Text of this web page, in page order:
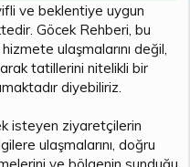
ve beklentiye uygun
Göcek Rehberi, bu
ulaşmalarını değil,
tatillerini nitelikli bir
diyebiliriz.
isteyen ziyaretçilerin
ulaşmalarını, doğru
ve bölgenin sunduğu